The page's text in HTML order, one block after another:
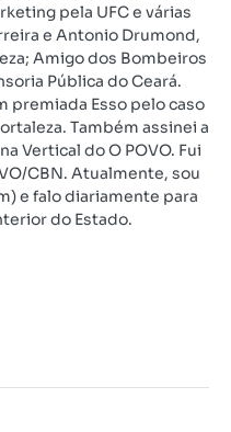
pela UFC e várias
e Antonio Drumond,
Amigo dos Bombeiros
Pública do Ceará.
premiada Esso pelo caso
Também assinei a
Vertical do O POVO. Fui
CBN. Atualmente, sou
e falo diariamente para
do Estado.